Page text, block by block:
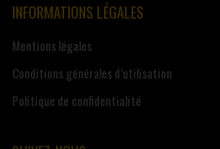
INFORMATIONS LÉGALES
Mentions légales
Conditions générales d’utilisation
Politique de confidentialité